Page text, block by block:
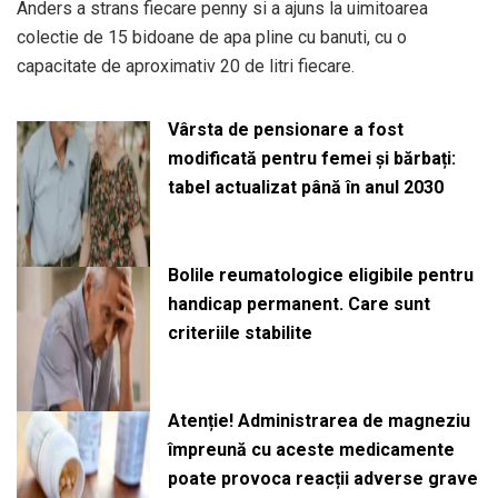
Anders a strans fiecare penny si a ajuns la uimitoarea
colectie de 15 bidoane de apa pline cu banuti, cu o
capacitate de aproximativ 20 de litri fiecare.
Vârsta de pensionare a fost
modificată pentru femei și bărbați:
tabel actualizat până în anul 2030
Bolile reumatologice eligibile pentru
handicap permanent. Care sunt
criteriile stabilite
Atenție! Administrarea de magneziu
împreună cu aceste medicamente
poate provoca reacții adverse grave